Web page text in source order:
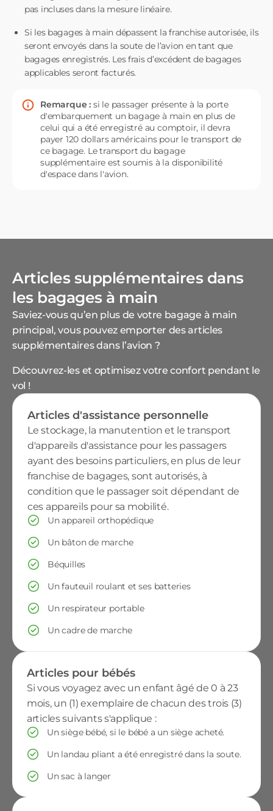
pas incluses dans la mesure linéaire.
Si les bagages à main dépassent la franchise autorisée, ils
seront envoyés dans la soute de l’avion en tant que
bagages enregistrés. Les frais d’excédent de bagages
applicables seront facturés.
Remarque : si le passager présente à la porte
d'embarquement un bagage à main en plus de
celui qui a été enregistré au comptoir, il devra
payer 120 dollars américains pour le transport de
ce bagage. Le transport du bagage
supplémentaire est soumis à la disponibilité
d'espace dans l'avion.
Articles supplémentaires dans
les bagages à main
Saviez-vous qu’en plus de votre bagage à main
principal, vous pouvez emporter des articles
supplémentaires dans l’avion ?
Découvrez-les et optimisez votre confort pendant le
vol !
Articles d'assistance personnelle
Le stockage, la manutention et le transport
d'appareils d'assistance pour les passagers
ayant des besoins particuliers, en plus de leur
franchise de bagages, sont autorisés, à
condition que le passager soit dépendant de
ces appareils pour sa mobilité.
Un appareil orthopédique
Un bâton de marche
Béquilles
Un fauteuil roulant et ses batteries
Un respirateur portable
Un cadre de marche
Articles pour bébés
Si vous voyagez avec un enfant âgé de 0 à 23
mois, un (1) exemplaire de chacun des trois (3)
articles suivants s'applique :
Un siège bébé, si le bébé a un siège acheté.
Un landau pliant a été enregistré dans la soute.
Un sac à langer